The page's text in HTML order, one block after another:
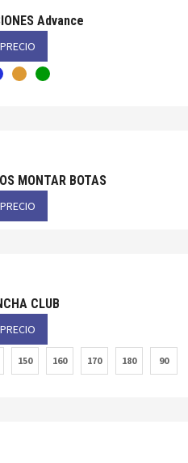
Advance
MONTAR BOTAS
CLUB
150 160 170 180 90